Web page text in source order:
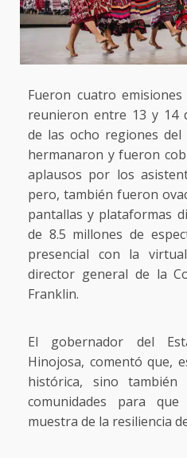
Fueron cuatro
reunieron entre 13 y 14
de las ocho regiones del
hermanaron y fueron
aplausos por los
pero, también fueron
pantallas y plataformas
de 8.5 millones de
presencial con la
director general de la
Franklin.
El gobernador del
Hinojosa, comentó que,
histórica, sino
comunidades para
muestra de la resiliencia